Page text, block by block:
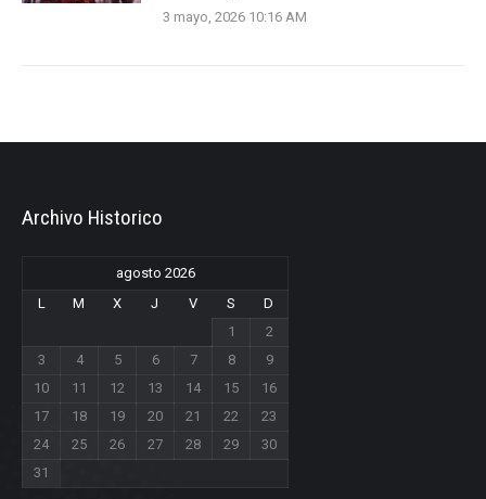
3 mayo, 2026 10:16 AM
Archivo Historico
agosto 2026
L
M X J V S
D
1
2
3
4 5 6 7 8
9
10
11 12 13 14 15
16
17
18 19 20 21 22
23
24
25 26 27 28 29
30
31